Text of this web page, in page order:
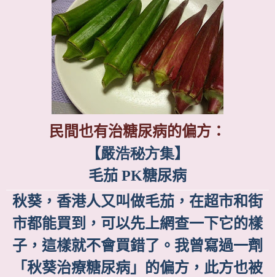
民間也有治糖尿病的偏方：
【嚴浩秘方集】
毛茄 PK糖尿病
秋葵，香港人又叫做毛茄，在超市和街
市都能買到，可以先上網查一下它的樣
子，這樣就不會買錯了。我曾寫過一劑
「秋葵治療糖尿病」的偏方，此方也被